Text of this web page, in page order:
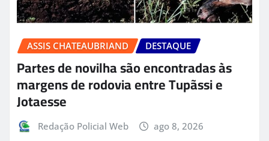
ASSIS CHATEAUBRIAND DESTAQUE
Partes de novilha são encontradas às
margens de rodovia entre Tupãssi e
Jotaesse
Redação Policial Web ago 8, 2026